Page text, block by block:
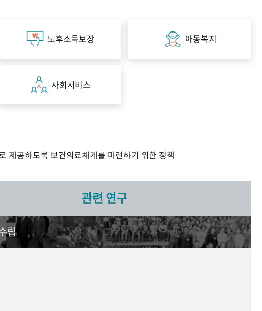
노후소득보장 아동복지
사회서비스
제공하도록 보건의료체계를 마련하기 위한 정책
관련 연구
립